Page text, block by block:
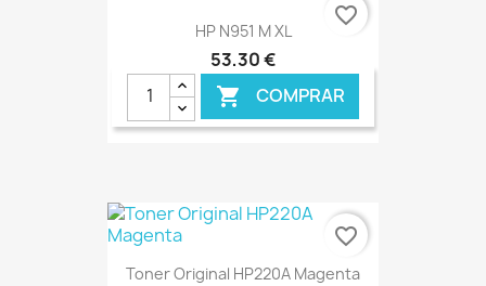
HP N951 M XL
53,30 €
 COMPRAR
€ ONLINE
favorite_border
Toner Original HP220A Magenta
favorite_border